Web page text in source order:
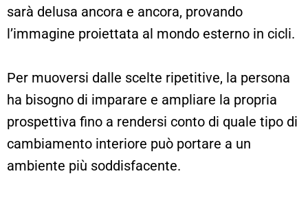
sarà delusa ancora e ancora, provando
l’immagine proiettata al mondo esterno in cicli.
Per muoversi dalle scelte ripetitive, la persona
ha bisogno di imparare e ampliare la propria
prospettiva fino a rendersi conto di quale tipo di
cambiamento interiore può portare a un
ambiente più soddisfacente.